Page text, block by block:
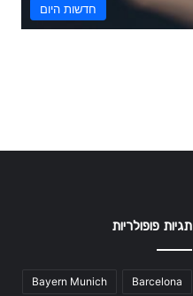
חדשות היום
תגיות פופולריות
Barcelona
Bayern Munich